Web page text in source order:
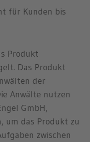
n
für Kunden bis
Produkt
Das Produkt
der
Anwälte nutzen
GmbH,
um das Produkt zu
zwischen